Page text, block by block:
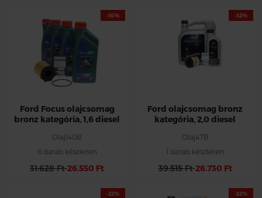
-16%
Ford Focus olajcsomag
bronz kategória, 1,6 diesel
Olaj140B
6 darab készleten
31.628 Ft26.550 Ft
-32%
Ford olajcsomag bronz
kategória, 2,0 diesel
Olaj47B
1 darab készleten
39.515 Ft26.730 Ft
-22% -32%